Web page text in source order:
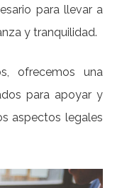
para llevar a
y tranquilidad.
ofrecemos una
para apoyar y
aspectos legales